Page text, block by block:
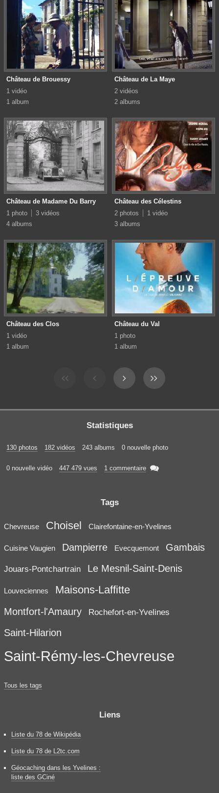
Château de Brouessy
1 vidéo
1 album
Château de La Maye
2 vidéos
2 albums
Château de Madame Du Barry
1 photo
3 vidéos
4 albums
Château des Célestins
2 photos
1 vidéo
3 albums
Château des Clos
1 vidéo
1 album
Château du Val
1 photo
1 album
Statistiques
130 photos 182 vidéos 243 albums 0 nouvelle photo
0 nouvelle vidéo 447 479 vues 1 commentaire 
Tags
Chevreuse Choisel Clairefontaine-en-Yvelines
Cuisine Vaugien Dampierre Evecquemont Gambais
Jouars-Pontchartrain Le Mesnil-Saint-Denis
Louveciennes Maisons-Laffitte
Montfort-l'Amaury Rochefort-en-Yvelines
Saint-Hilarion
Saint-Rémy-les-Chevreuse
Tous les tags
Liens
Liste du 78 de Wikipédia
Liste du 78 de L2tc.com
Géocaching dans les Yvelines :
liste des GCiné